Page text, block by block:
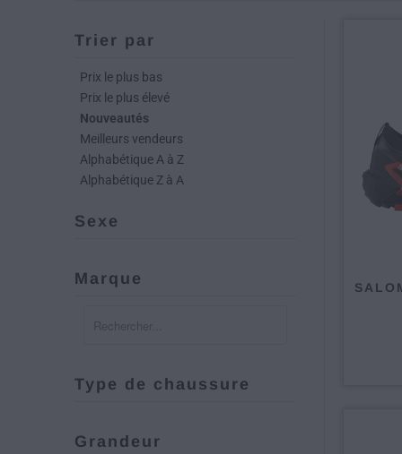
Trier par
Prix le plus bas
Prix le plus élevé
Nouveautés
Meilleurs vendeurs
Alphabétique A à Z
Alphabétique Z à A
Sexe
Marque
Type de chaussure
Grandeur